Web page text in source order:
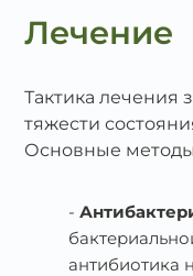
Лечение
Тактика лечения
тяжести
Основные
антибиотика